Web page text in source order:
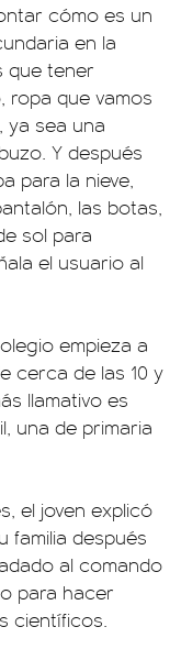
cómo es un
en la
que tener
ropa que vamos
ya sea una
Y después
para la nieve,
las botas,
sol para
el usuario al
empieza a
cerca de las 10 y
llamativo es
una de primaria
el joven explicó
familia después
al comando
para hacer
científicos.